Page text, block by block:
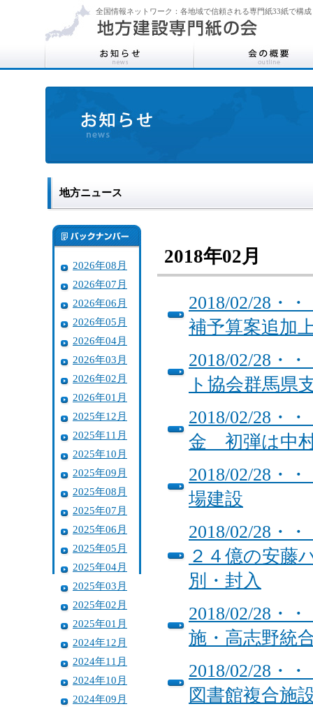
全国情報ネットワーク：各地域で信頼される専門紙33紙で構成
地方ニュース
2026年08月
2026年07月
2026年06月
2026年05月
2026年04月
2026年03月
2026年02月
2026年01月
2025年12月
2025年11月
2025年10月
2025年09月
2025年08月
2025年07月
2025年06月
2025年05月
2025年04月
2025年03月
2025年02月
2025年01月
2024年12月
2024年11月
2024年10月
2024年09月
2018年02月
2018/02/28・
補予算案追加
2018/02/28・
ト協会群馬県
2018/02/28・
金 初弾は中
2018/02/28・
場建設
2018/02/28・
２４億の安藤
別・封入
2018/02/28・
施・高志野統
2018/02/28・
図書館複合施